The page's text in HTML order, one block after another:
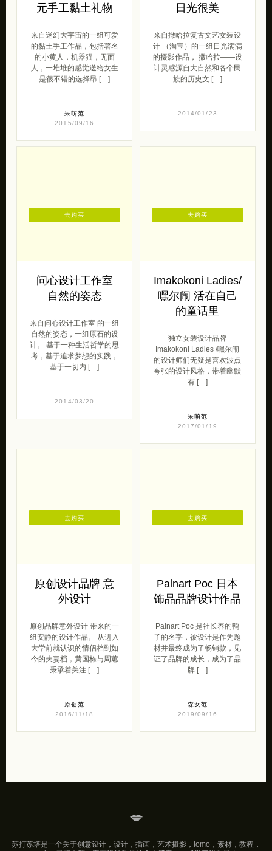
元手工黏土礼物
来自迷幻大宇宙的一组可爱
的黏土手工作品，包括著名
的小黄人，机器猫，无面
人，一堆堆的感觉送给女生
是很不错的选择昂 […]
呆萌范
2015/09/16
日光很美
来自撒哈拉复古文艺女装设
计 （淘宝）的一组日光满满
的摄影作品， 撒哈拉——设
计灵感源自大自然和各个民
族的历史文 […]
2014/01/23
问心设计工作室
自然的姿态
来自问心设计工作室 的一组
自然的姿态，一组原石的设
计。 基于一种生活哲学的思
考，基于追求梦想的实践，
基于一切内 […]
2014/03/20
去购买
Imakokoni Ladies/
嘿尔闹 活在自己
的童话里
独立女装设计品牌
Imakokoni Ladies /嘿尔闹
的设计师们无疑是喜欢波点
夸张的设计风格，带着幽默
有 […]
呆萌范
2017/01/19
去购买
原创设计品牌 意
外设计
原创品牌意外设计 带来的一
组安静的设计作品。 从进入
大学前就认识的情侣档到如
今的夫妻档，黄国栋与周蕙
秉承着关注 […]
原创范
2016/11/18
去购买
Palnart Poc 日本
饰品品牌设计作品
Palnart Poc 是社长养的鸭
子的名字，被设计是作为题
材并最终成为了畅销款，见
证了品牌的成长，成为了品
牌 […]
森女范
2019/09/16
去购买
💋
苏打苏塔是一个关于创意设计，设计，插画，艺术摄影，lomo，素材，教程，